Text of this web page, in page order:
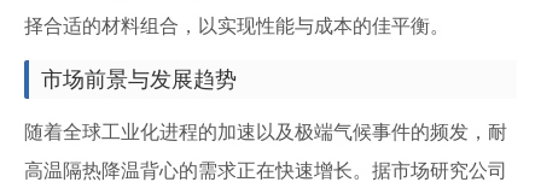
择合适的材料组合，以实现性能与成本的佳平衡。
市场前景与发展趋势
随着全球工业化进程的加速以及极端气候事件的频发，耐
高温隔热降温背心的需求正在快速增长。据市场研究公司